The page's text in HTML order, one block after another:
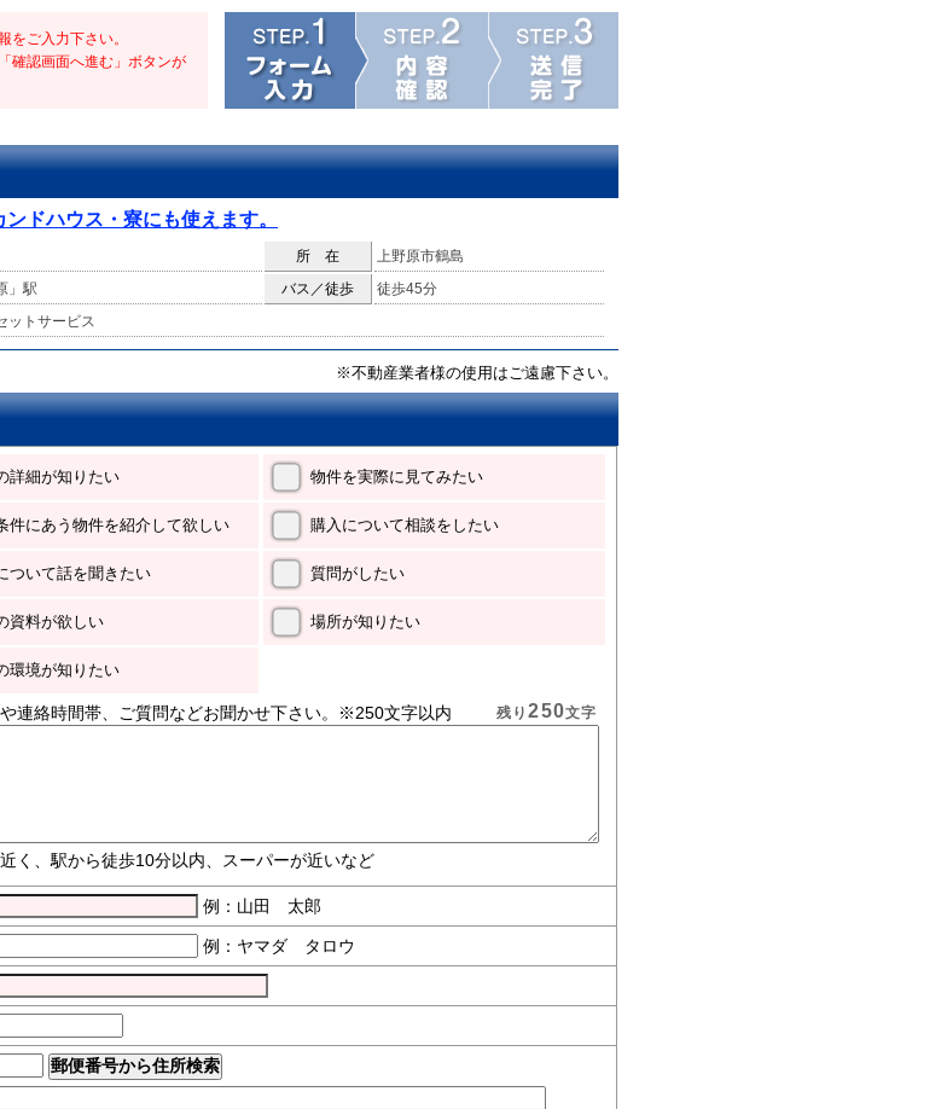
をご入力下さい。
確認画面へ進む」ボタンが
ドハウス・寮にも使えます。
所 在
上野原市鶴島
」駅 バス／徒歩
徒歩45分
ットサービス
※不動産業者様の使用はご遠慮下さい。
詳細が知りたい 物件を実際に見てみたい
件にあう物件を紹介して欲しい 購入について相談をしたい
ついて話を聞きたい 質問がしたい
資料が欲しい 場所が知りたい
環境が知りたい
連絡時間帯、ご質問などお聞かせ下さい。※250文字以内
く、駅から徒歩10分以内、スーパーが近いなど
残り250文字
例：山田 太郎
例：ヤマダ タロウ